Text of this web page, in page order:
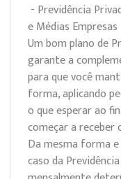
- Previdência
e Médias Empresas
Um bom plano de
garante a
para que você
forma, aplicando
o que esperar ao
começar a receber
Da mesma forma
caso da